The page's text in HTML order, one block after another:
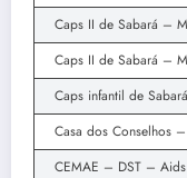
Caps II de Sabará –
Caps II de Sabará –
Caps infantil de
Casa dos Conselhos
CEMAE – DST –